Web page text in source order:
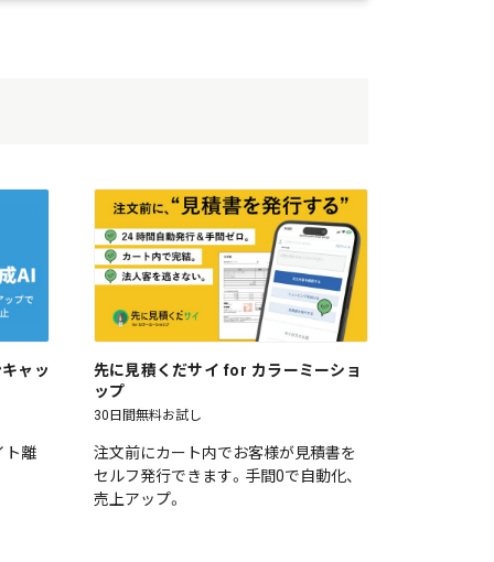
ャッ
ト離
先に見積くだサイ for カラーミーショ
ップ
30日間無料お試し
注文前にカート内でお客様が見積書を
セルフ発行できます。手間0で自動化、
売上アップ。